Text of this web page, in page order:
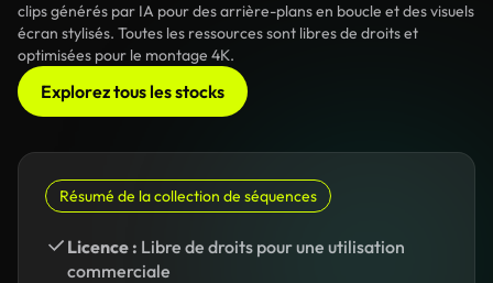
clips générés par IA pour des arrière-plans en boucle et des visuels
écran stylisés. Toutes les ressources sont libres de droits et
optimisées pour le montage 4K.
Explorez tous les stocks
Résumé de la collection de séquences
Licence : Libre de droits pour une utilisation
commerciale